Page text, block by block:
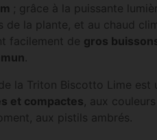
; grâce à la puissante
de la plante, et au chaud
facilement de gros
la Triton Biscotto Lime est
et compactes , aux couleurs
aux pistils ambrés.